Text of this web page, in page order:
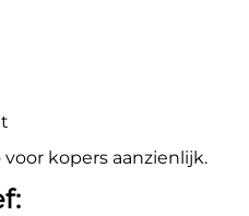
kopers aanzienlijk.